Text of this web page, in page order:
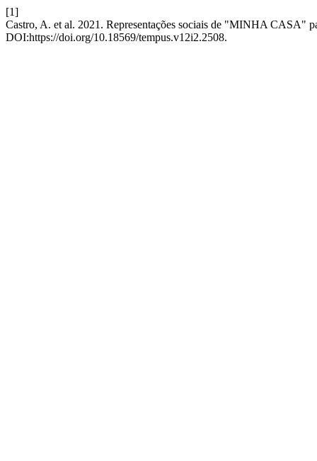
[1]
Castro, A. et al. 2021. Representações sociais de "MINHA CASA"
DOI:https://doi.org/10.18569/tempus.v12i2.2508.